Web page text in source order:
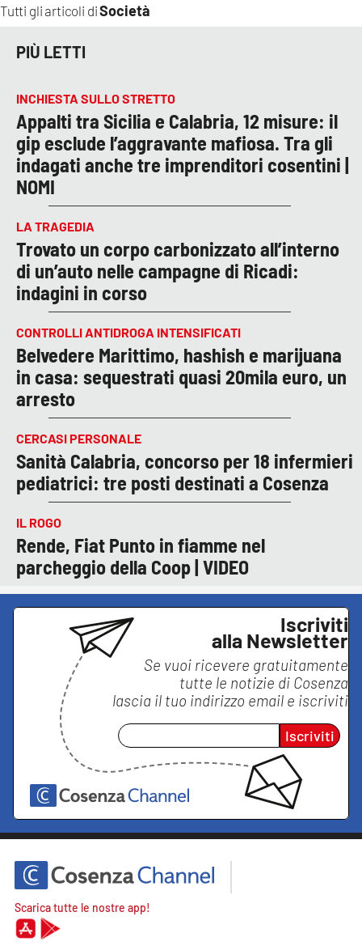
Tutti gli articoli diSocietà
PIÙ LETTI
INCHIESTA SULLO STRETTO
Appalti tra Sicilia e Calabria, 12 misure: il
gip esclude l’aggravante mafiosa. Tra gli
indagati anche tre imprenditori cosentini |
NOMI
LA TRAGEDIA
Trovato un corpo carbonizzato all’interno
di un’auto nelle campagne di Ricadi:
indagini in corso
CONTROLLI ANTIDROGA INTENSIFICATI
Belvedere Marittimo, hashish e marijuana
in casa: sequestrati quasi 20mila euro, un
arresto
CERCASI PERSONALE
Sanità Calabria, concorso per 18 infermieri
pediatrici: tre posti destinati a Cosenza
IL ROGO
Rende, Fiat Punto in fiamme nel
parcheggio della Coop | VIDEO
Iscriviti
alla Newsletter
Se vuoi ricevere gratuitamente
tutte le notizie di Cosenza
lascia il tuo indirizzo email e iscriviti
Iscriviti
Scarica tutte le nostre app!